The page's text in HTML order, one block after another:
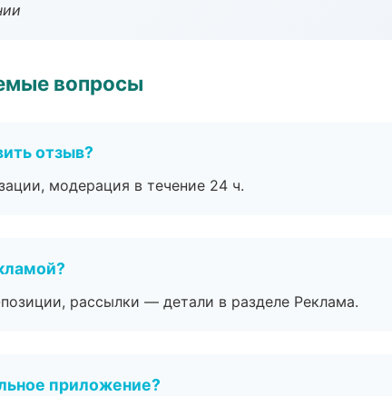
вопросы
отзыв?
модерация в течение 24 ч.
рассылки — детали в разделе Реклама.
приложение?